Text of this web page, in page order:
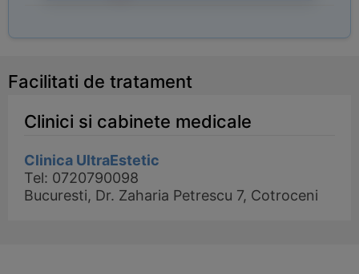
Facilitati de tratament
Clinici si cabinete medicale
Clinica UltraEstetic
Tel: 0720790098
Bucuresti, Dr. Zaharia Petrescu 7, Cotroceni